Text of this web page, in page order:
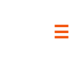
☰